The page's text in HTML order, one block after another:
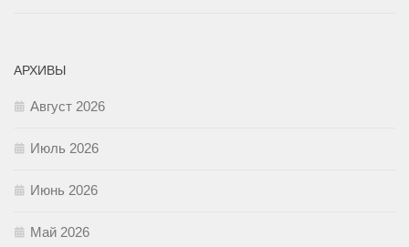
АРХИВЫ
Август 2026
Июль 2026
Июнь 2026
Май 2026